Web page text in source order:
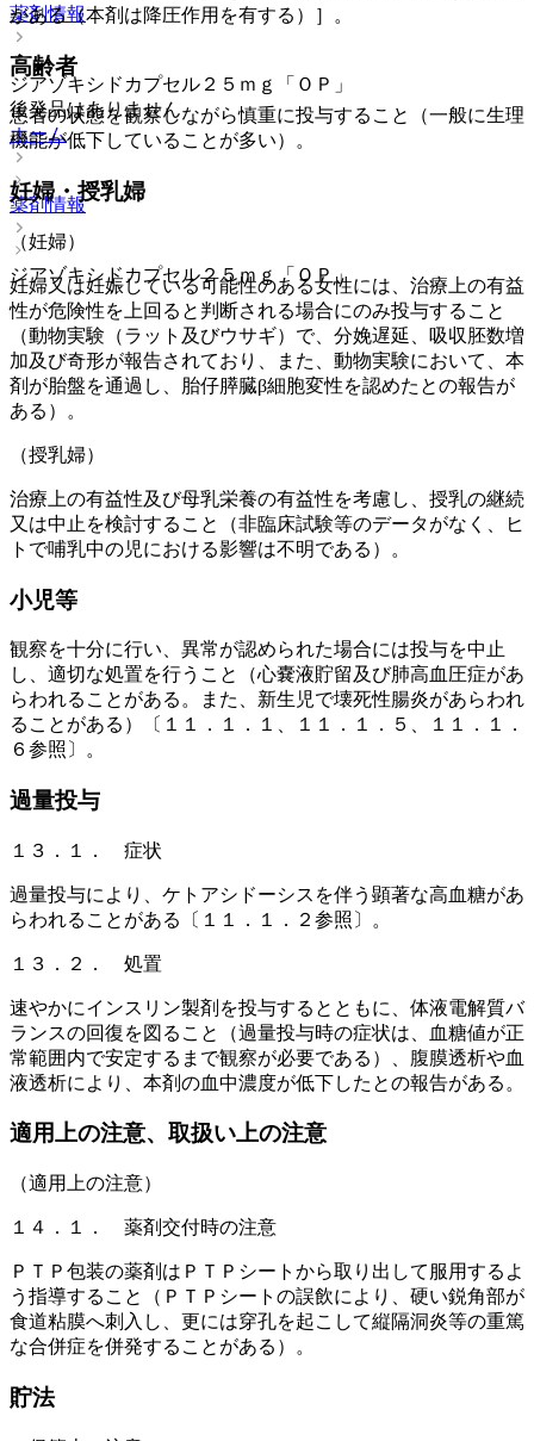
薬剤情報
ジアゾキシドカプセル２５ｍｇ「ＯＰ」
後発品はありません
ホーム
薬剤情報
ジアゾキシドカプセル２５ｍｇ「ＯＰ」
がある（本剤は降圧作用を有する）］。
高齢者
患者の状態を観察しながら慎重に投与すること（一般に生理
機能が低下していることが多い）。
妊婦・授乳婦
（妊婦）
妊婦又は妊娠している可能性のある女性には、治療上の有益
性が危険性を上回ると判断される場合にのみ投与すること
（動物実験（ラット及びウサギ）で、分娩遅延、吸収胚数増
加及び奇形が報告されており、また、動物実験において、本
剤が胎盤を通過し、胎仔膵臓β細胞変性を認めたとの報告が
ある）。
（授乳婦）
治療上の有益性及び母乳栄養の有益性を考慮し、授乳の継続
又は中止を検討すること（非臨床試験等のデータがなく、ヒ
トで哺乳中の児における影響は不明である）。
小児等
観察を十分に行い、異常が認められた場合には投与を中止
し、適切な処置を行うこと（心嚢液貯留及び肺高血圧症があ
らわれることがある。また、新生児で壊死性腸炎があらわれ
ることがある）〔１１．１．１、１１．１．５、１１．１．
６参照〕。
過量投与
１３．１． 症状
過量投与により、ケトアシドーシスを伴う顕著な高血糖があ
らわれることがある〔１１．１．２参照〕。
１３．２． 処置
速やかにインスリン製剤を投与するとともに、体液電解質バ
ランスの回復を図ること（過量投与時の症状は、血糖値が正
常範囲内で安定するまで観察が必要である）、腹膜透析や血
液透析により、本剤の血中濃度が低下したとの報告がある。
適用上の注意、取扱い上の注意
（適用上の注意）
１４．１． 薬剤交付時の注意
ＰＴＰ包装の薬剤はＰＴＰシートから取り出して服用するよ
う指導すること（ＰＴＰシートの誤飲により、硬い鋭角部が
食道粘膜へ刺入し、更には穿孔を起こして縦隔洞炎等の重篤
な合併症を併発することがある）。
貯法